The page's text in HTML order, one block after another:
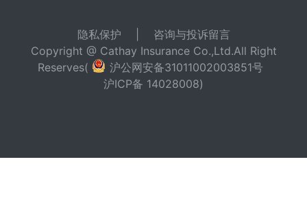
隐私保护
咨询与投诉留言
Copyright @ Cathay Insurance Co.,Ltd.All Right
Reserves(
沪公网安备31011002003851号
沪ICP备 14028008)